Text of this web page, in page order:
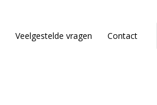
Veelgestelde vragen Contact